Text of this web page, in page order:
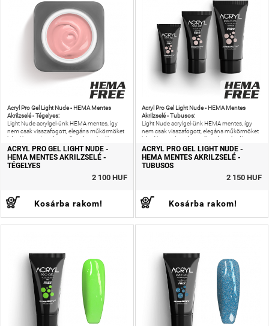
Acryl Pro Gel Light Nude - HEMA Mentes
Akrilzselé - Tégelyes:
Light Nude acrylgel-ünk HEMA mentes, így
nem csak visszafogott, elegáns műkörmöket
készíthetsz, de még az allergiás reakciók
kockázatát is csökkentheted!
ACRYL PRO GEL LIGHT NUDE -
HEMA MENTES AKRILZSELÉ -
TÉGELYES
2 100 HUF
Kosárba rakom!
Acryl Pro Gel Light Nude - HEMA Mentes
Akrilzselé - Tubusos:
Light Nude acrylgel-ünk HEMA mentes, így
nem csak visszafogott, elegáns műkörmöket
készíthetsz, de még az allergiás reakciók
kockázatát is csökkentheted!
ACRYL PRO GEL LIGHT NUDE -
HEMA MENTES AKRILZSELÉ -
TUBUSOS
2 150 HUF
Kosárba rakom!